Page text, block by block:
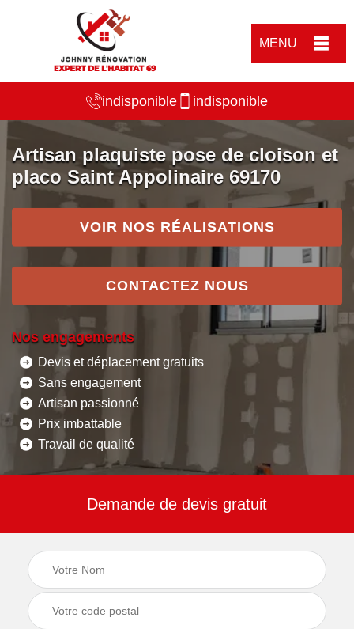
MENU
indisponible indisponible
Artisan plaquiste pose de cloison et
placo Saint Appolinaire 69170
VOIR NOS RÉALISATIONS
CONTACTEZ NOUS
Nos engagements
Devis et déplacement gratuits
Sans engagement
Artisan passionné
Prix imbattable
Travail de qualité
Demande de devis gratuit